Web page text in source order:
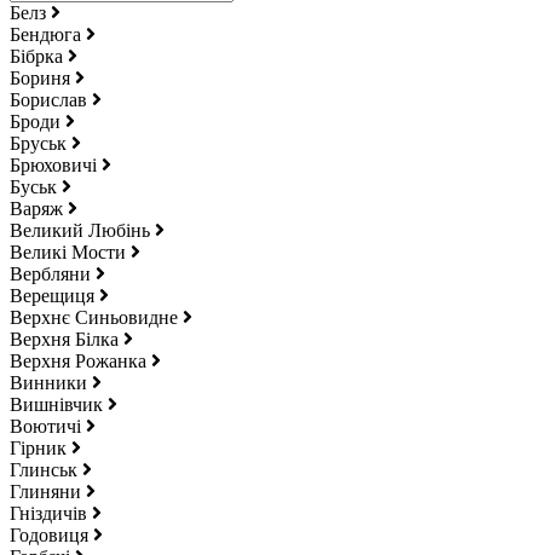
Белз
Бендюга
Бібрка
Бориня
Борислав
Броди
Бруськ
Брюховичі
Буськ
Варяж
Великий Любінь
Великі Мости
Вербляни
Верещиця
Верхнє Синьовидне
Верхня Білка
Верхня Рожанка
Винники
Вишнівчик
Воютичі
Гірник
Глинськ
Глиняни
Гніздичів
Годовиця